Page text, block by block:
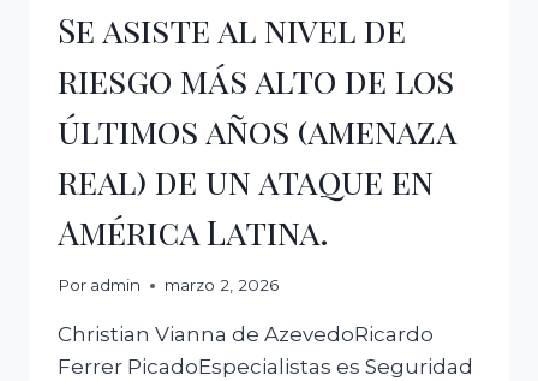
Se asiste al nivel de
riesgo más alto de los
últimos años (amenaza
real) de un ataque en
América Latina.
Por admin marzo 2, 2026
Christian Vianna de AzevedoRicardo
Ferrer PicadoEspecialistas es Seguridad